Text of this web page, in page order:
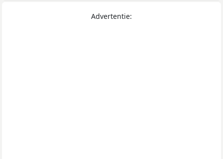
Advertentie: